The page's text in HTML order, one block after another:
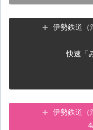
伊勢鉄道（
快速「
伊勢鉄道（